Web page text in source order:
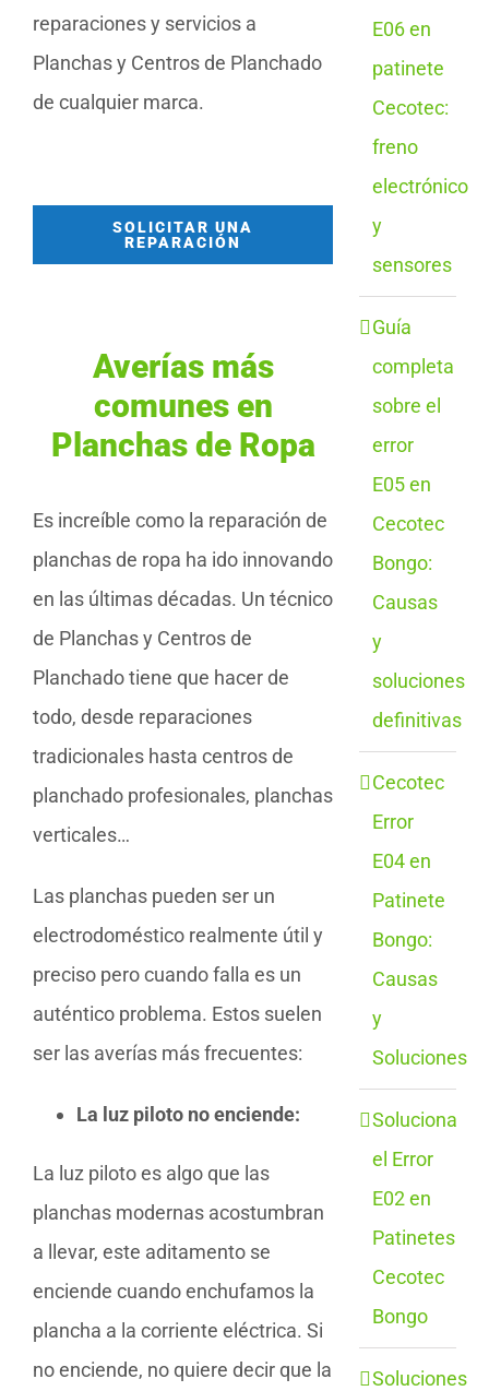
reparaciones y servicios a
Planchas y Centros de Planchado
de cualquier marca.
SOLICITAR UNA
REPARACIÓN
Averías más
comunes en
Planchas de Ropa
Es increíble como la reparación de
planchas de ropa ha ido innovando
en las últimas décadas. Un técnico
de Planchas y Centros de
Planchado tiene que hacer de
todo, desde reparaciones
tradicionales hasta centros de
planchado profesionales, planchas
verticales…
Las planchas pueden ser un
electrodoméstico realmente útil y
preciso pero cuando falla es un
auténtico problema. Estos suelen
ser las averías más frecuentes:
La luz piloto no enciende:
La luz piloto es algo que las
planchas modernas acostumbran
a llevar, este aditamento se
enciende cuando enchufamos la
plancha a la corriente eléctrica. Si
no enciende, no quiere decir que la
E06 en
patinete
Cecotec:
freno
electrónico
y
sensores
Guía
completa
sobre el
error
E05 en
Cecotec
Bongo:
Causas
y
soluciones
definitivas
Cecotec
Error
E04 en
Patinete
Bongo:
Causas
y
Soluciones
Soluciona
el Error
E02 en
Patinetes
Cecotec
Bongo
Soluciones